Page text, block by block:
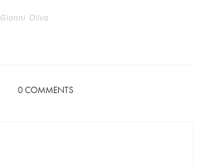
Gianni Oliva
0COMMENTS